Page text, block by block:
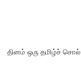
தினம் ஒரு தமிழ்ச் சொல்